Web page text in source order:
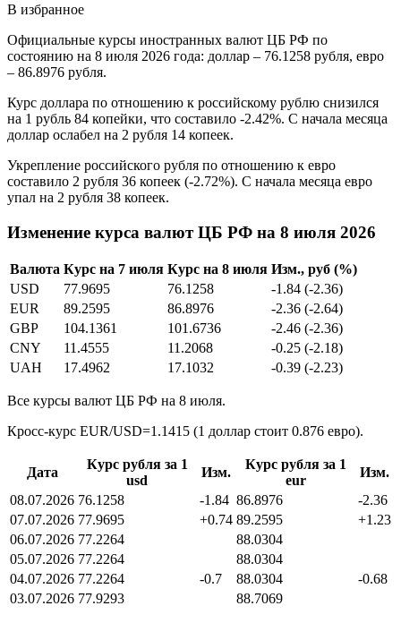
В избранное
Официальные курсы иностранных валют ЦБ РФ по
состоянию на 8 июля 2026 года: доллар – 76.1258 рубля, евро
– 86.8976 рубля.
Курс доллара по отношению к российскому рублю снизился
на 1 рубль 84 копейки, что составило -2.42%. С начала месяца
доллар ослабел на 2 рубля 14 копеек.
Укрепление российского рубля по отношению к евро
составило 2 рубля 36 копеек (-2.72%). С начала месяца евро
упал на 2 рубля 38 копеек.
Изменение курса валют ЦБ РФ на 8 июля 2026
Валюта Курс на 7 июля Курс на 8 июля Изм., руб (%)
USD
77.9695 76.1258
-1.84 (-2.36)
EUR
89.2595 86.8976
-2.36 (-2.64)
GBP
104.1361 101.6736
-2.46 (-2.36)
CNY
11.4555 11.2068
-0.25 (-2.18)
UAH
17.4962 17.1032 -0.39 (-2.23)
Все курсы валют ЦБ РФ на 8 июля.
Кросс-курс EUR/USD=1.1415 (1 доллар стоит 0.876 евро).
Дата
Курс рубля за 1
usd
Изм.
Курс рубля за 1
eur
Изм.
08.07.2026 76.1258 -1.84 86.8976
-2.36
07.07.2026 77.9695 +0.74 89.2595
+1.23
06.07.2026 77.2264
88.0304
05.07.2026 77.2264
88.0304
04.07.2026 77.2264 -0.7 88.0304
-0.68
03.07.2026 77.9293 88.7069